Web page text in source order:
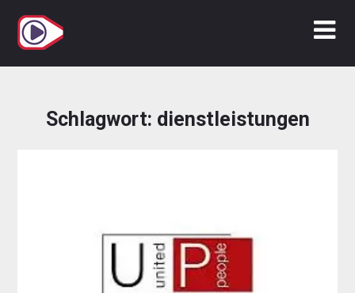
Inhalt
springen
Schlagwort: dienstleistungen